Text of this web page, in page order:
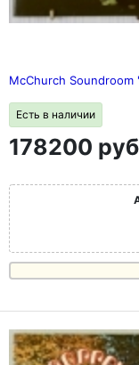
McChurch Soundroom
Есть в наличии
178200